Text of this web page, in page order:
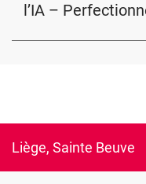
l’IA –
Liège, Sainte Beuve